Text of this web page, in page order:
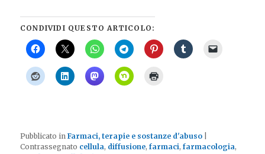
CONDIVIDI QUESTO ARTICOLO:
Pubblicato in Farmaci, terapie e sostanze d'abuso
Contrassegnato cellula, diffusione,farmaci,farmacologia,